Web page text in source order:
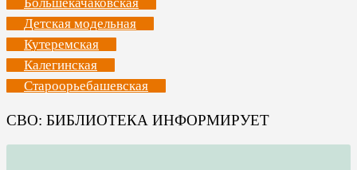
Большекачаковская
Детская модельная
Кутеремская
Калегинская
Староорьебашевская
СВО: БИБЛИОТЕКА ИНФОРМИРУЕТ